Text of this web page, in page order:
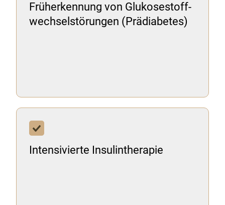
Früherkennung von Glukosestoff-
wechselstörungen (Prädiabetes)
Intensivierte Insulintherapie